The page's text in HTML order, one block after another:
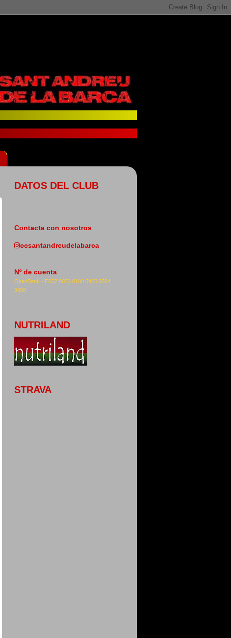
DATOS DEL CLUB
Contacta con nosotros
ccsantandreudelabarca
Nº de cuenta
OpenBank - ES57 0073 0100 5405 0564
3458
NUTRILAND
STRAVA